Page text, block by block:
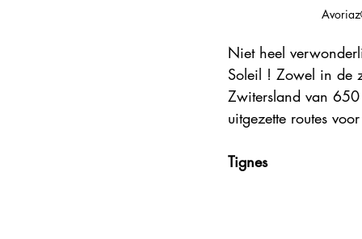
Niet heel
Soleil ! Zowel in de
Zwitersland van
uitgezette routes
Tignes